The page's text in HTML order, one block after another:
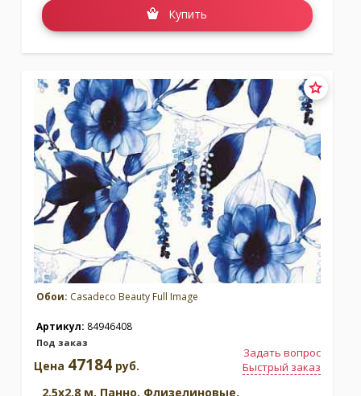
Купить
Обои: Casadeco Beauty Full Image
Артикул: 84946408
Под заказ
Задать вопрос
Быстрый заказ
Цена 47184 руб.
2.5x2.8 м. Панно. Флизелиновые.